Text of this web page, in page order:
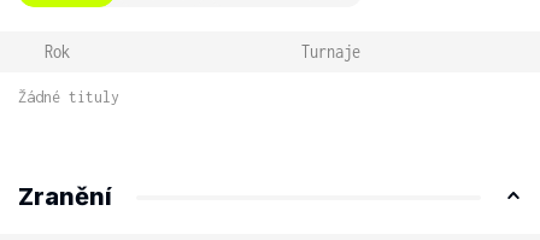
Rok Turnaje
Žádné tituly
Zranění